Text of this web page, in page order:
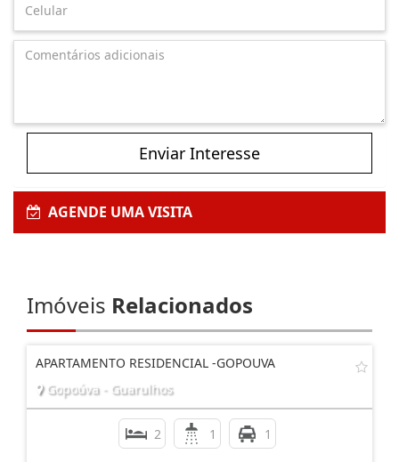
Enviar Interesse
AGENDE UMA VISITA
Imóveis Relacionados
APARTAMENTO RESIDENCIAL -GOPOUVA
Gopoúva - Guarulhos
2 1 1